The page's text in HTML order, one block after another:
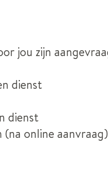
jou zijn
dienst
dienst
online aanvraag)